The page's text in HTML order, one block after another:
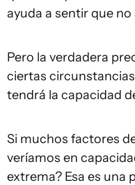
ayuda a sentir que
Pero la verdadera
ciertas
tendrá la capacidad
Si muchos factores
veríamos en
extrema? Esa es